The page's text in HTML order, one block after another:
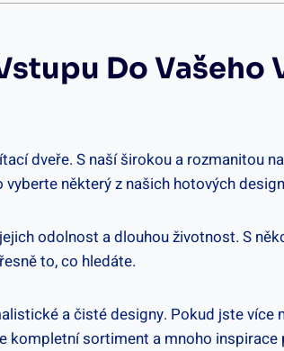
Do Vašeho
dveře. S naší širokou a rozmanitou
některý z našich hotových
odolnost a dlouhou životnost. S
to, co hledáte.
a čisté designy. Pokud jste
sortiment a mnoho inspirace